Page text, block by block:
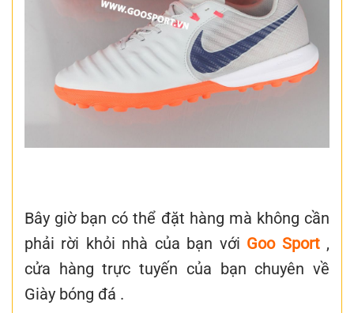
Bây giờ bạn có thể đặt hàng mà không cần
phải rời khỏi nhà của bạn với Goo Sport,
cửa hàng trực tuyến của bạn chuyên về
Giày bóng đá .